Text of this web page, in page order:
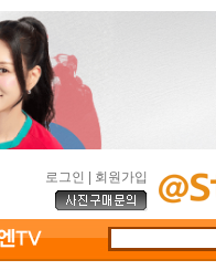
로그인 회원가입